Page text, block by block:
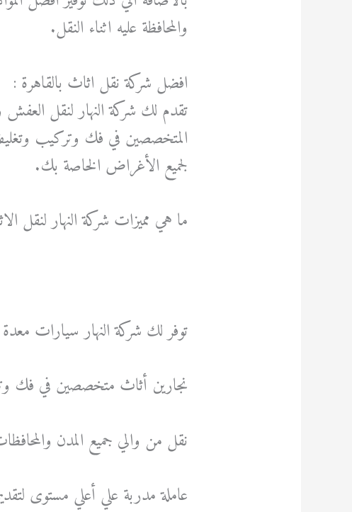
والمحافظة عليه اثناء النقل.
افضل شركة نقل اثاث بالقاهرة :
تقدم لك شركة النهار لنقل
المتخصصين في فك وتركيب
لجميع الأغراض الخاصة بك.
ما هي مميزات شركة النهار لنقل
توفر لك شركة النهار سيارات
نجارين أثاث متخصصين في فك
نقل من والي جميع المدن
عاملة مدربة علي أعلي مستوى